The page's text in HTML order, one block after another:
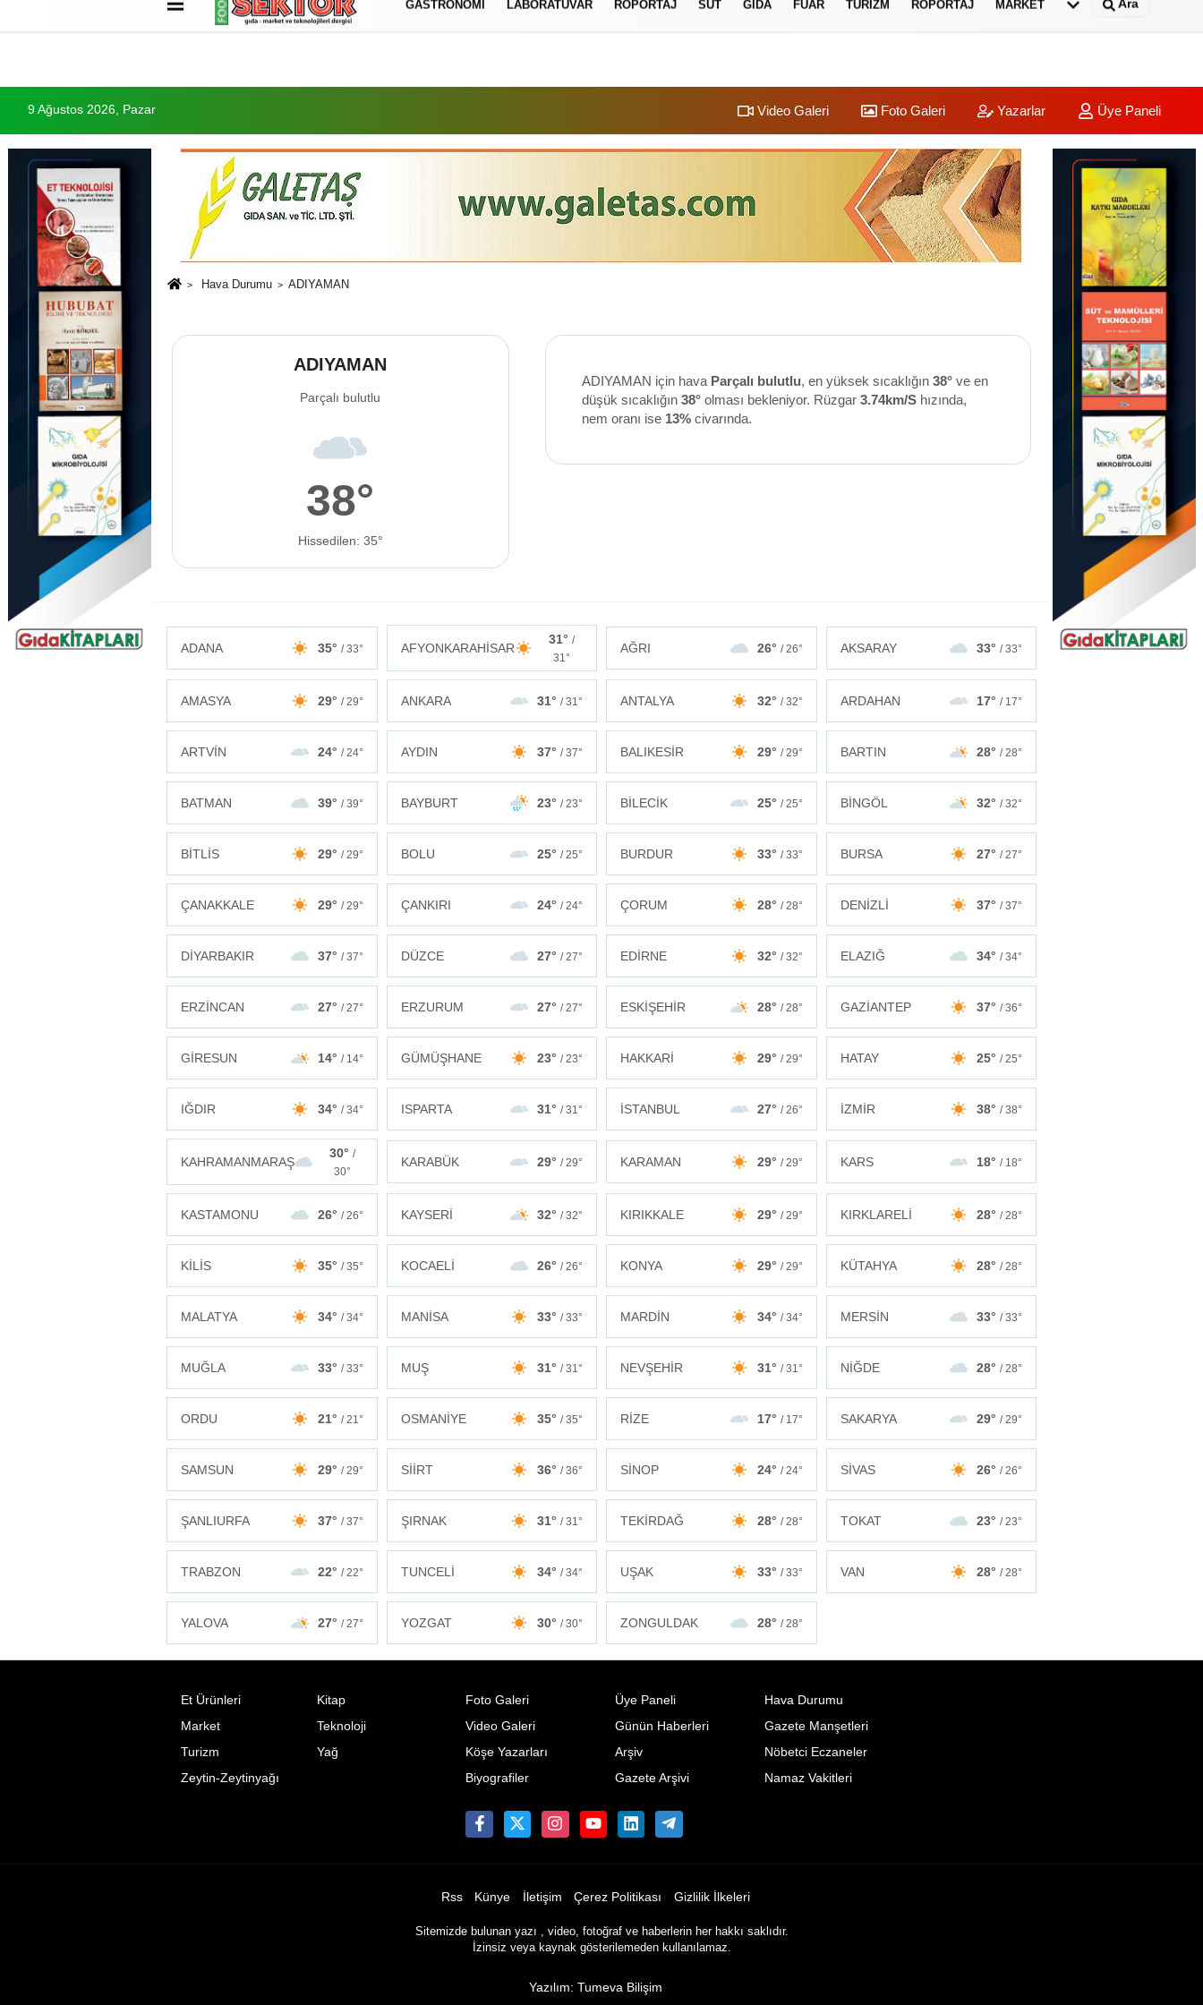
İletişim Çerez Politikası
GASTRONOMI LABORATUVAR RÖPORTAJ SÜT GIDA FUAR TURIZM RÖPORTAJ MARKET Ara
9 Ağustos 2026, Pazar Video Galeri Foto Galeri Yazarlar Üye Paneli
Hava Durumu ADIYAMAN
ADIYAMAN
Parçalı bulutlu
38°
Hissedilen: 35°
ADIYAMAN için hava Parçalı bulutlu, en yüksek sıcaklığın 38°ve en
düşük sıcaklığın 38°olması bekleniyor. Rüzgar 3.74km/Shızında,
nem oranı ise 13%civarında.
ADANA 35° / 33° AFYONKARAHİSAR
31°/
31°
AĞRI 26° / 26° AKSARAY 33° / 33°
AMASYA 29° / 29° ANKARA 31° / 31° ANTALYA 32° / 32° ARDAHAN 17° / 17°
ARTVİN 24° / 24° AYDIN 37° / 37° BALIKESİR 29° / 29° BARTIN 28° / 28°
BATMAN 39° / 39° BAYBURT 23° / 23° BİLECİK 25° / 25° BİNGÖL 32° / 32°
BİTLİS 29° / 29° BOLU 25° / 25° BURDUR 33° / 33° BURSA 27° / 27°
ÇANAKKALE 29° / 29° ÇANKIRI 24° / 24° ÇORUM 28° / 28° DENİZLİ 37° / 37°
DİYARBAKIR 37° / 37° DÜZCE 27° / 27° EDİRNE 32° / 32° ELAZIĞ 34° / 34°
ERZİNCAN 27° / 27° ERZURUM 27° / 27° ESKİŞEHİR 28° / 28° GAZİANTEP 37° / 36°
GİRESUN 14° / 14° GÜMÜŞHANE 23° / 23° HAKKARİ 29° / 29° HATAY 25° / 25°
IĞDIR 34° / 34° ISPARTA 31° / 31° İSTANBUL 27° / 26° İZMİR 38° / 38°
KAHRAMANMARAŞ
30° /
30°
KARABÜK 29° / 29° KARAMAN 29° / 29° KARS 18° / 18°
KASTAMONU 26° / 26° KAYSERİ 32° / 32° KIRIKKALE 29° / 29° KIRKLARELİ 28° / 28°
KİLİS 35° / 35° KOCAELİ 26° / 26° KONYA 29° / 29° KÜTAHYA 28° / 28°
MALATYA 34° / 34° MANİSA 33° / 33° MARDİN 34° / 34° MERSİN 33° / 33°
MUĞLA 33° / 33° MUŞ 31° / 31° NEVŞEHİR 31° / 31° NİĞDE 28° / 28°
ORDU 21° / 21° OSMANİYE 35° / 35° RİZE 17° / 17° SAKARYA 29° / 29°
SAMSUN 29° / 29° SİİRT 36° / 36° SİNOP 24° / 24° SİVAS 26° / 26°
ŞANLIURFA 37° / 37° ŞIRNAK 31° / 31° TEKİRDAĞ 28° / 28° TOKAT 23° / 23°
TRABZON 22° / 22° TUNCELİ 34° / 34° UŞAK 33° / 33° VAN 28° / 28°
YALOVA 27° / 27° YOZGAT 30° / 30° ZONGULDAK 28° / 28°
Et Ürünleri
Kitap
Market
Teknoloji
Turizm
Yağ
Zeytin-Zeytinyağı
Foto Galeri
Video Galeri
Köşe Yazarları
Biyografiler
Üye Paneli
Günün Haberleri
Arşiv
Gazete Arşivi
Hava Durumu
Gazete Manşetleri
Nöbetci Eczaneler
Namaz Vakitleri
Rss Künye İletişim Çerez Politikası Gizlilik İlkeleri
Sitemizde bulunan yazı , video, fotoğraf ve haberlerin her hakkı saklıdır.
İzinsiz veya kaynak gösterilemeden kullanılamaz.
Yazılım: Tumeva Bilişim